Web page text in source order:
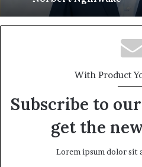
Afri Insurance et
Philippe Kanga
Général par intérim,
Norbert Ngniwake
With Product
Subscribe to
get the
Lorem ipsum dolor sit